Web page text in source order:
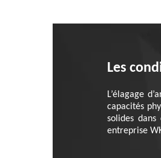
Les
L’élagage
capacités
solides
entreprise